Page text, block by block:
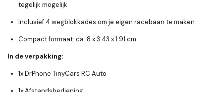
tegelijk mogelijk
Inclusief 4 wegblokkades om je eigen racebaan te maken
Compact formaat: ca. 8 x 3.43 x 1.91 cm
In de verpakking:
1x DrPhone TinyCars RC Auto